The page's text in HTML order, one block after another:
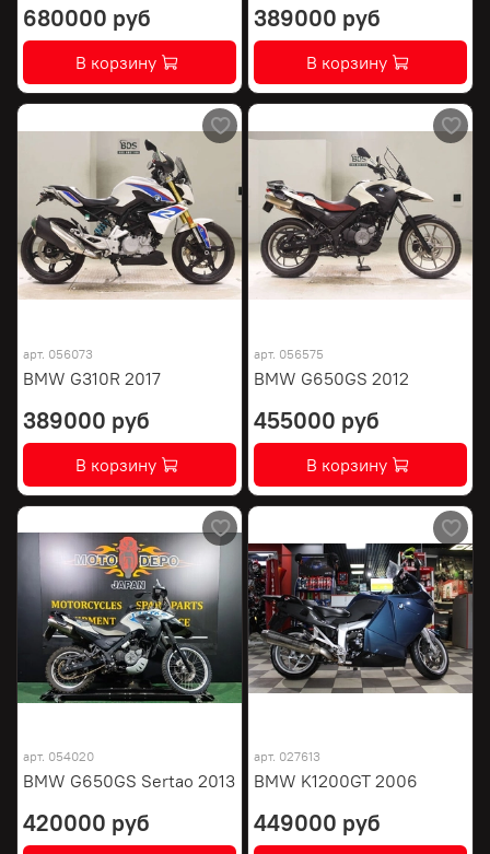
680000 руб
В корзину
389000 руб
В корзину
арт. 056073
BMW G310R 2017
389000 руб
В корзину
арт. 056575
BMW G650GS 2012
455000 руб
В корзину
арт. 054020
BMW G650GS Sertao 2013
420000 руб
арт. 027613
BMW K1200GT 2006
449000 руб